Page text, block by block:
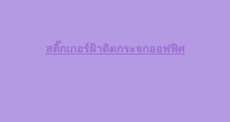
สติ๊กเกอร์ฝ้าติดกระจกออฟฟิศ